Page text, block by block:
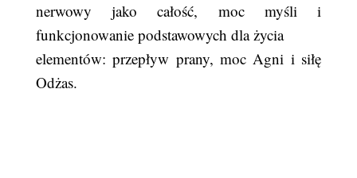
nerwowy jako całość, moc myśli i
funkcjonowanie podstawowych dla życia
elementów: przepływ prany, moc Agni i siłę
Odżas.